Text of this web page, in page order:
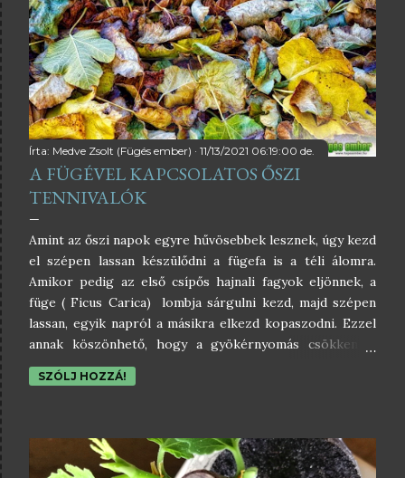
hiánya - miatt. Az emiatt egyre inkább felhalmozódó
hideg levegő örvényleni kezd. Ennek köszönhetően jön
létre a sarkpont felett egy akár 10 km átmérőjű - az óra
járásával ellentétes irányú - hideg ciklon
hozzávetőlegesen 30 km magasságban. De hogyan
befolyásolja ez az időjárásunkat? Ez a poláris örvény
magába zárja a sarkvidéki hideg légtömeget, a peremén
létrejövő nagy hőmérséklet-különbség pedig egy nagyon
...
Írta: Medve Zsolt (Fügés ember) 11/13/2021 06:19:00 de.
A FÜGÉVEL KAPCSOLATOS ŐSZI
TENNIVALÓK
Amint az őszi napok egyre hűvösebbek lesznek, úgy kezd
el szépen lassan készülődni a fügefa is a téli álomra.
Amikor pedig az első csípős hajnali fagyok eljönnek, a
füge ( Ficus Carica) lombja sárgulni kezd, majd szépen
lassan, egyik napról a másikra elkezd kopaszodni. Ezzel
annak köszönhető, hogy a gyökérnyomás csökken, a
nedvkeringése pedig egyre lassabb és lassabb, mígnem
végül szinte teljesen leáll. Mint a kertben minden más
dolgot, amit alábbiakban leírok, érdemes megtenni, a
szeretett fügénk meg fogja hálálni. Mik a fügefával
SZÓLJ HOZZÁ!